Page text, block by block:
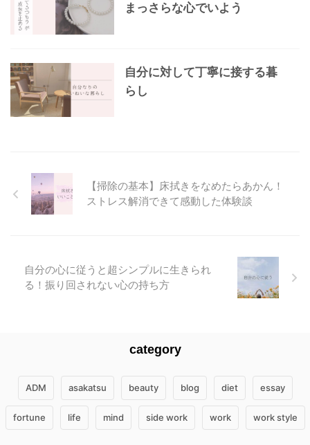
まっさらな心でいよう
自分に対して丁寧に接する暮
らし
【掃除の基本】床拭きをなめたらあかん！
ストレス解消できて感動した体験談
自分の心に従うと超シンプルに生きられ
る！振り回されない心の持ち方
category
ADM asakatsu beauty blog diet essay
fortune life mind side work work work style